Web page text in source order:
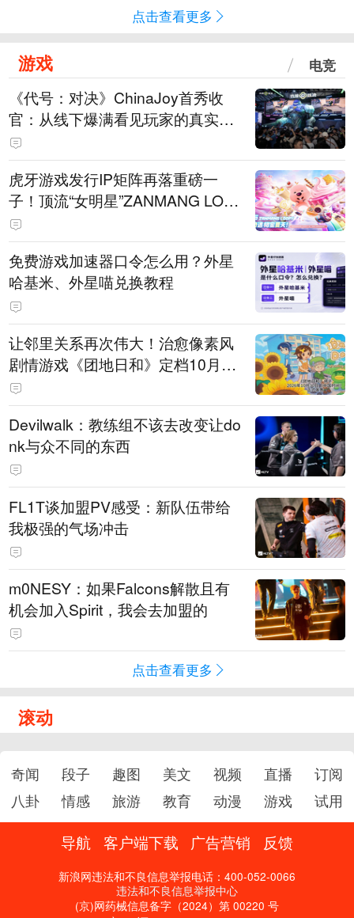
点击查看更多
游戏 电竞
《代号：对决》ChinaJoy首秀收
官：从线下爆满看见玩家的真实期
待
虎牙游戏发行IP矩阵再落重磅一
子！顶流“女明星”ZANMANG LOO
PY 正版3D消除手游《消消奇遇》
惊喜曝光
免费游戏加速器口令怎么用？外星
哈基米、外星喵兑换教程
让邻里关系再次伟大！治愈像素风
剧情游戏《团地日和》定档10月30
日发售
Devilwalk：教练组不该去改变让do
nk与众不同的东西
FL1T谈加盟PV感受：新队伍带给
我极强的气场冲击
m0NESY：如果Falcons解散且有
机会加入Spirit，我会去加盟的
点击查看更多
滚动
奇闻 段子 趣图 美文 视频 直播
订阅
八卦
情感 旅游 教育 动漫 游戏 试用
导航 客户端下载 广告营销 反馈
新浪网违法和不良信息举报电话：400-052-0066
违法和不良信息举报中心
(京)网药械信息备字（2024）第 00220 号